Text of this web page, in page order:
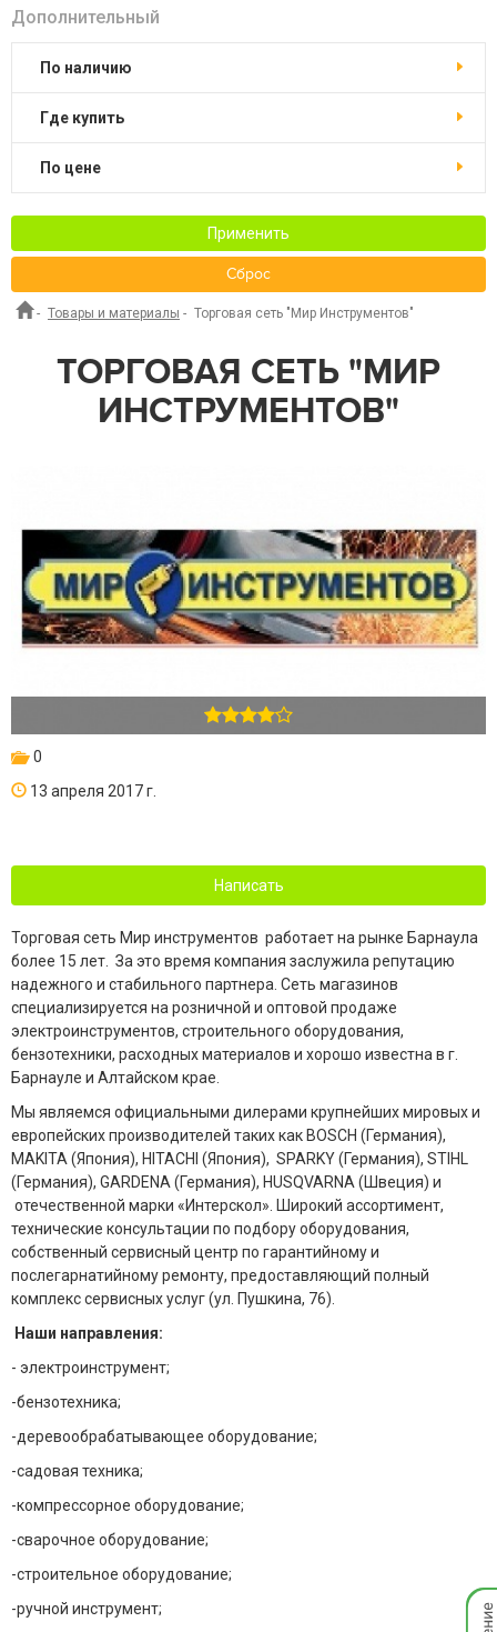
Дополнительный
По наличию
Где купить
По цене
Применить
Сброс
- Товары и материалы - Торговая сеть "Мир Инструментов"
ТОРГОВАЯ СЕТЬ "МИР
ИНСТРУМЕНТОВ"
0
13 апреля 2017 г.
Написать
Торговая сеть Мир инструментов работает на рынке Барнаула
более 15 лет. За это время компания заслужила репутацию
надежного и стабильного партнера. Сеть магазинов
специализируется на розничной и оптовой продаже
электроинструментов, строительного оборудования,
бензотехники, расходных материалов и хорошо известна в г.
Барнауле и Алтайском крае.
Мы являемся официальными дилерами крупнейших мировых и
европейских производителей таких как BOSCH (Германия),
MAKITA (Япония), HITACHI (Япония), SPARKY (Германия), STIHL
(Германия), GARDENA (Германия), HUSQVARNA (Швеция) и
отечественной марки «Интерскол». Широкий ассортимент,
технические консультации по подбору оборудования,
собственный сервисный центр по гарантийному и
послегарнатийному ремонту, предоставляющий полный
комплекс сервисных услуг (ул. Пушкина, 76).
Наши направления:
- электроинструмент;
-бензотехника;
-деревообрабатывающее оборудование;
-садовая техника;
-компрессорное оборудование;
-сварочное оборудование;
-строительное оборудование;
-ручной инструмент;